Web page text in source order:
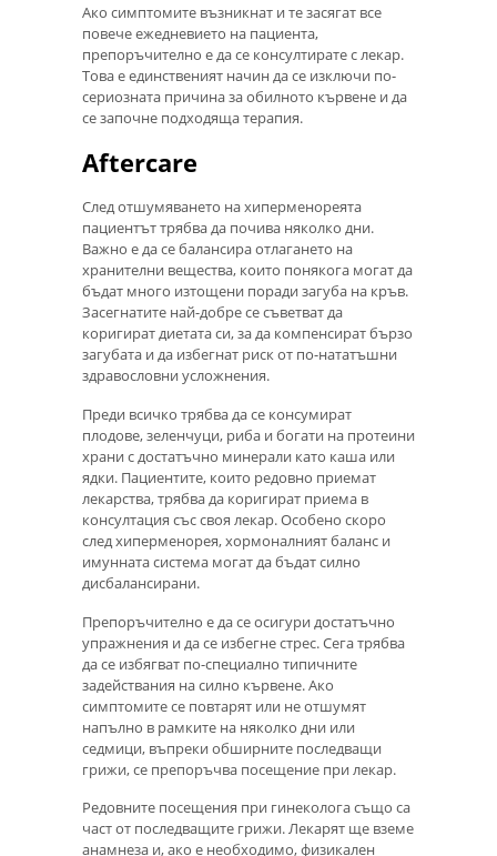
Ако симптомите възникнат и те засягат все
повече ежедневието на пациента,
препоръчително е да се консултирате с лекар.
Това е единственият начин да се изключи по-
сериозната причина за обилното кървене и да
се започне подходяща терапия.
Aftercare
След отшумяването на хиперменореята
пациентът трябва да почива няколко дни.
Важно е да се балансира отлагането на
хранителни вещества, които понякога могат да
бъдат много изтощени поради загуба на кръв.
Засегнатите най-добре се съветват да
коригират диетата си, за да компенсират бързо
загубата и да избегнат риск от по-нататъшни
здравословни усложнения.
Преди всичко трябва да се консумират
плодове, зеленчуци, риба и богати на протеини
храни с достатъчно минерали като каша или
ядки. Пациентите, които редовно приемат
лекарства, трябва да коригират приема в
консултация със своя лекар. Особено скоро
след хиперменорея, хормоналният баланс и
имунната система могат да бъдат силно
дисбалансирани.
Препоръчително е да се осигури достатъчно
упражнения и да се избегне стрес. Сега трябва
да се избягват по-специално типичните
задействания на силно кървене. Ако
симптомите се повтарят или не отшумят
напълно в рамките на няколко дни или
седмици, въпреки обширните последващи
грижи, се препоръчва посещение при лекар.
Редовните посещения при гинеколога също са
част от последващите грижи. Лекарят ще вземе
анамнеза и, ако е необходимо, физикален